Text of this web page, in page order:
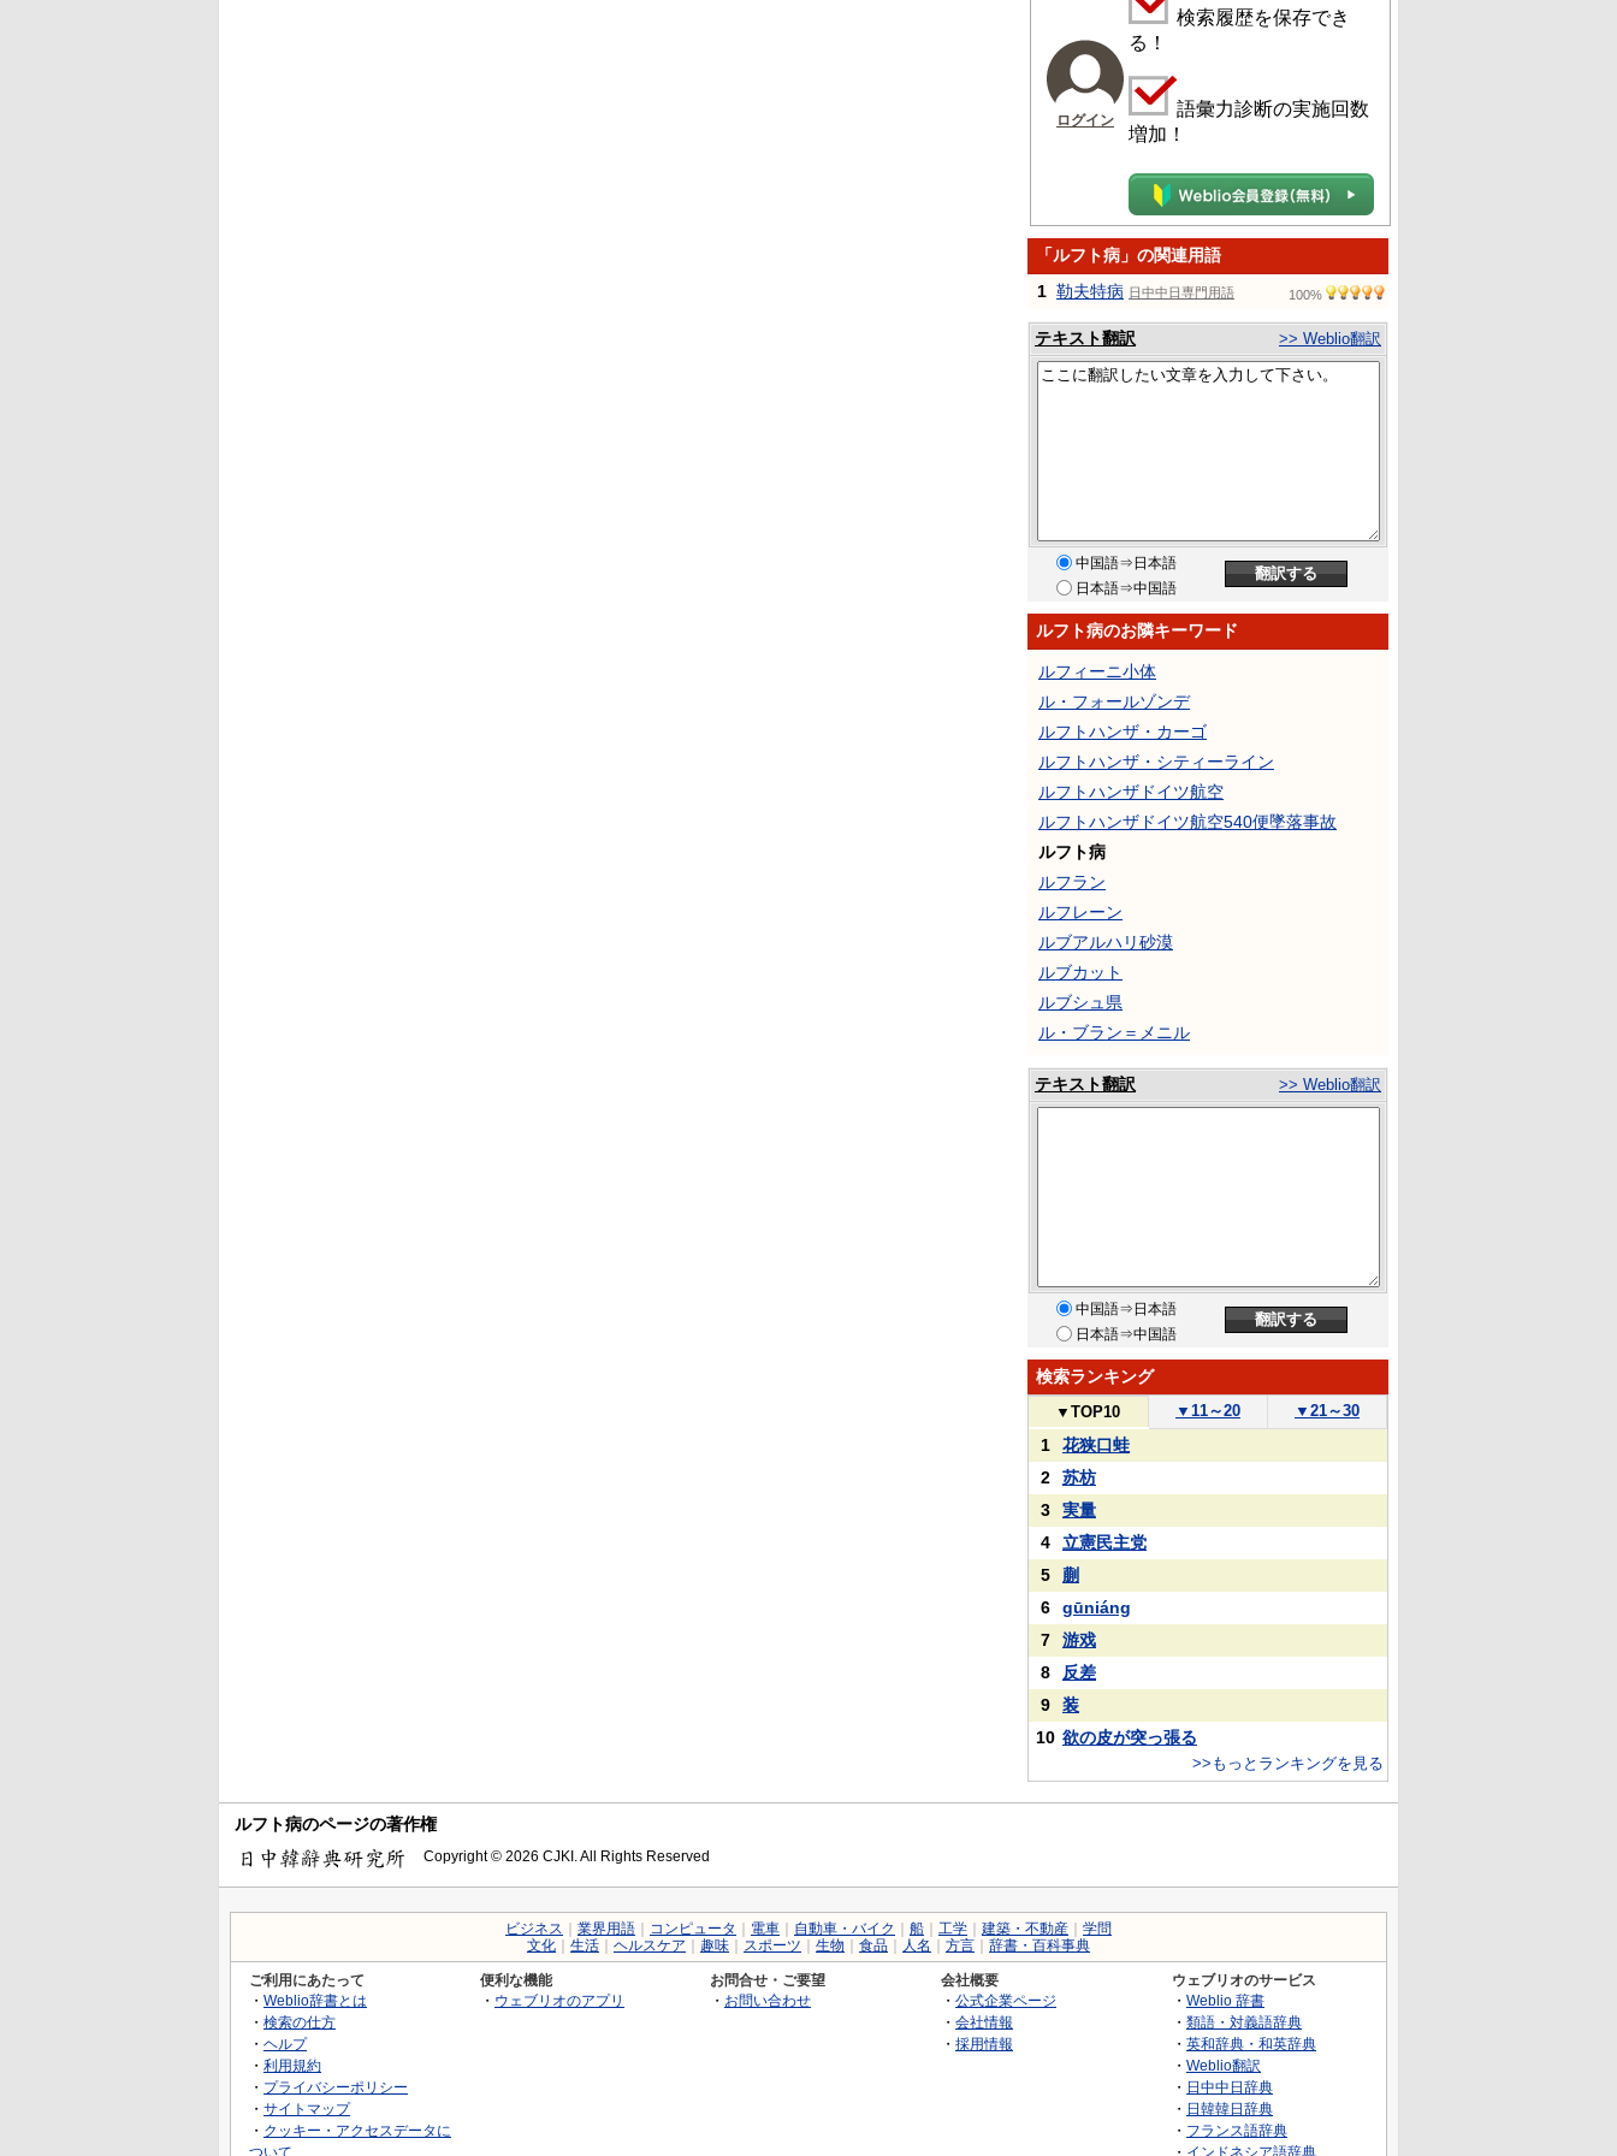
ログイン
検索履歴を保存でき
る！
語彙力診断の実施回数
増加！
「ルフト病」の関連用語
1 勒夫特病 日中中日専門用語 100%
テキスト翻訳 >> Weblio翻訳
中国語⇒日本語
日本語⇒中国語
ルフト病のお隣キーワード
ルフィーニ小体
ル・フォールゾンデ
ルフトハンザ・カーゴ
ルフトハンザ・シティーライン
ルフトハンザドイツ航空
ルフトハンザドイツ航空540便墜落事故
ルフト病
ルフラン
ルフレーン
ルブアルハリ砂漠
ルブカット
ルブシュ県
ル・ブラン＝メニル
テキスト翻訳 >> Weblio翻訳
中国語⇒日本語
日本語⇒中国語
検索ランキング
▼ TOP10 ▼ 11～20 ▼ 21～30
1
花狭口蛙
2
苏枋
3
実量
4
立憲民主党
5
蒯
6
gūniáng
7
游戏
8
反差
9
装
10 欲の皮が突っ張る
>>もっとランキングを見る
ルフト病のページの著作権
Copyright © 2026 CJKI. All Rights Reserved
ビジネス 業界用語 コンピュータ 電車 自動車・バイク 船 工学 建築・不動産
学問
文化
生活 ヘルスケア 趣味 スポーツ 生物 食品 人名 方言 辞書・百科事典
ご利用にあたって
・ Weblio辞書とは
・ 検索の仕方
・ ヘルプ
・ 利用規約
・ プライバシーポリシー
・ サイトマップ
・ クッキー・アクセスデータに
ついて
便利な機能
・ ウェブリオのアプリ
お問合せ・ご要望
・ お問い合わせ
会社概要
・ 公式企業ページ
・ 会社情報
・ 採用情報
ウェブリオのサービス
・ Weblio 辞書
・ 類語・対義語辞典
・ 英和辞典・和英辞典
・ Weblio翻訳
・ 日中中日辞典
・ 日韓韓日辞典
・ フランス語辞典
・ インドネシア語辞典